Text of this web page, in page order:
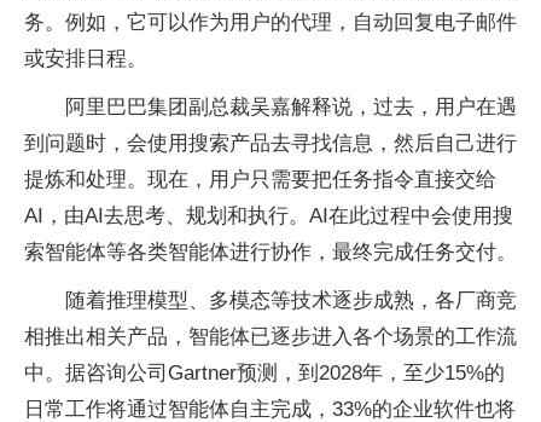
务。例如，它可以作为用户的代理，自动回复电子邮件
或安排日程。
阿里巴巴集团副总裁吴嘉解释说，过去，用户在遇
到问题时，会使用搜索产品去寻找信息，然后自己进行
提炼和处理。现在，用户只需要把任务指令直接交给
AI，由AI去思考、规划和执行。AI在此过程中会使用搜
索智能体等各类智能体进行协作，最终完成任务交付。
随着推理模型、多模态等技术逐步成熟，各厂商竞
相推出相关产品，智能体已逐步进入各个场景的工作流
中。据咨询公司Gartner预测，到2028年，至少15%的
日常工作将通过智能体自主完成，33%的企业软件也将